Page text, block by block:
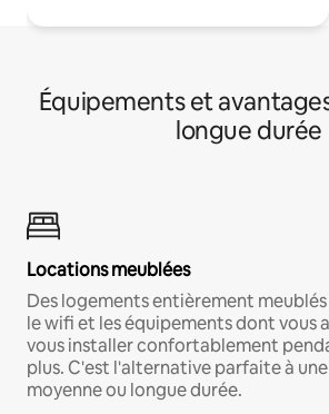
Équipements et
longue durée
Locations meublées
Des logements entièrement
le wifi et les équipements dont vous
vous installer confortablement
plus. C'est l'alternative parfaite à
moyenne ou longue durée.